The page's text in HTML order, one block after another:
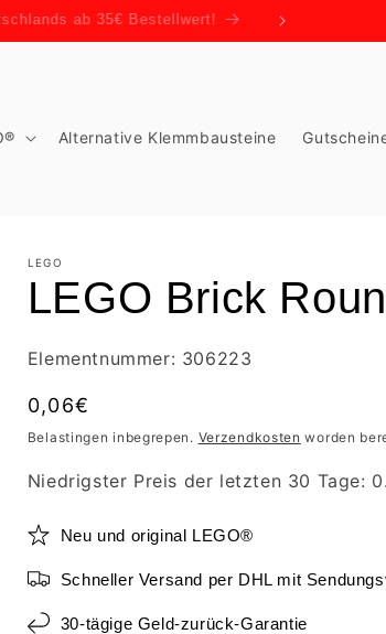
AUGUST15
Alternative Klemmbausteine
LEGO
LEGO Brick
Elementnummer: 306223
Normale
prijs
0,06€
Belastingen inbegrepen. Verzendkosten worden
Niedrigster Preis der letzten 30 Tage:
Neu und original LEGO®
Schneller Versand per DHL mit
30-tägige Geld-zurück-Garantie